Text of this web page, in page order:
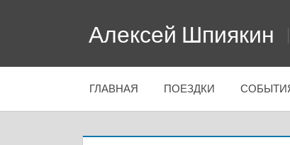
Алексей Шпиякин
ГЛАВНАЯ ПОЕЗДКИ